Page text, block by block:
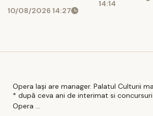
privați
10/08/2026 14:27
amenzi și
uluitoare
14:14
Opera Iași are manager. Palatul Culturii
* după ceva ani de interimat si
Opera ...